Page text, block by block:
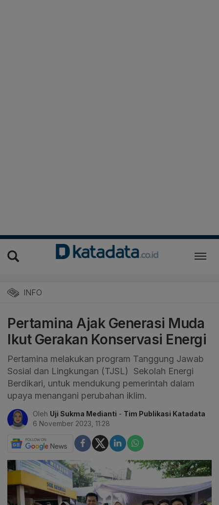
INFO
Pertamina Ajak Generasi Muda
Ikut Gerakan Konservasi Energi
Pertamina melakukan program Tanggung Jawab
Sosial dan Lingkungan (TJSL) Sekolah Energi
Berdikari, untuk mendukung pemerintah dalam
upaya menangani perubahan iklim.
Oleh Uji Sukma Medianti - Tim Publikasi Katadata
6 November 2023, 11:28